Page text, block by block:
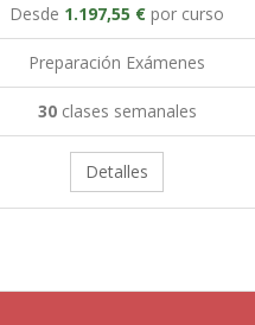
Desde 1.197,55 € por curso
Preparación Exámenes
30clases semanales
Detalles